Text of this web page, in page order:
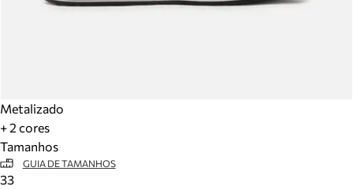
Metalizado
+ 2 cores
Tamanhos
GUIA DE TAMANHOS
33